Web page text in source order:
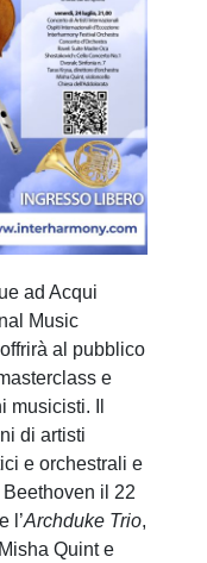
ad Acqui
Music
al pubblico
e
Il
di artisti
e orchestrali e
Beethoven il 22
e l’Archduke Trio,
Quint e